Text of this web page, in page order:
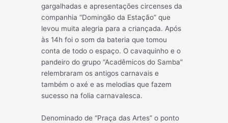
gargalhadas e apresentações circenses da
companhia “Domingão da Estação” que
levou muita alegria para a criançada. Após
às 14h foi o som da bateria que tomou
conta de todo o espaço. O cavaquinho e o
pandeiro do grupo “Acadêmicos do Samba”
relembraram os antigos carnavais e
também o axé e as melodias que fazem
sucesso na folia carnavalesca.
Denominado de “Praça das Artes” o ponto